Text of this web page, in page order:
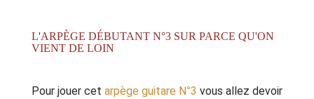
L'ARPÈGE DÉBUTANT N°3 SUR PARCE QU'ON
VIENT DE LOIN
Pour jouer cet arpège guitare N°3 vous allez devoir